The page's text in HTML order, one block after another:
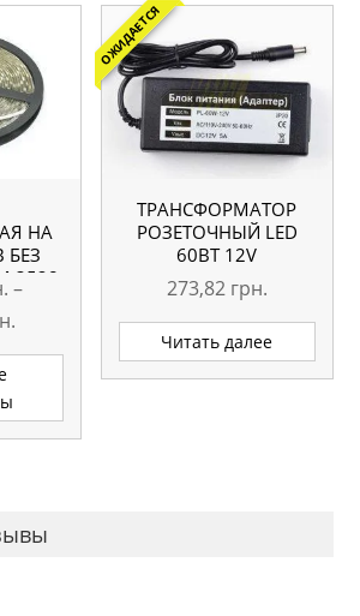
НА
БЕЗ
3528
–
цен:
292,34 грн.
–
Этот
товар
ОЖИДАЕТСЯ
ТРАНСФОРМАТОР
РОЗЕТОЧНЫЙ LED
60ВТ 12V
273,82 грн.
Читать далее